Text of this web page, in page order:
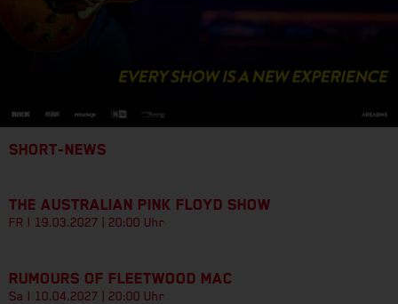
SHORT-NEWS
THE AUSTRALIAN PINK FLOYD SHOW
FR I 19.03.2027 | 20:00 Uhr
RUMOURS OF FLEETWOOD MAC
Sa I 10.04.2027 | 20:00 Uhr